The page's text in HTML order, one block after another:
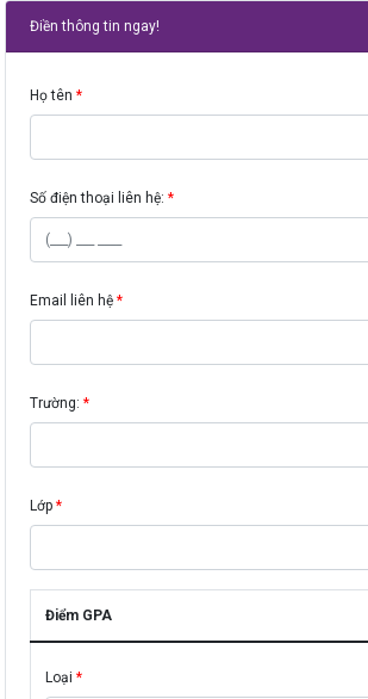
Điền thông tin ngay!
Họ tên
Số điện thoại liên hệ:
Email liên hệ
Trường:
Lớp
Điểm GPA
Loại